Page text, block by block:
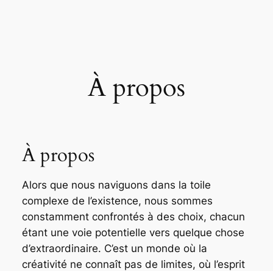
À propos
À propos
Alors que nous naviguons dans la toile
complexe de l’existence, nous sommes
constamment confrontés à des choix, chacun
étant une voie potentielle vers quelque chose
d’extraordinaire. C’est un monde où la
créativité ne connaît pas de limites, où l’esprit